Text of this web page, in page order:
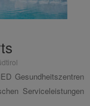
Gesundheitszentren
Serviceleistungen